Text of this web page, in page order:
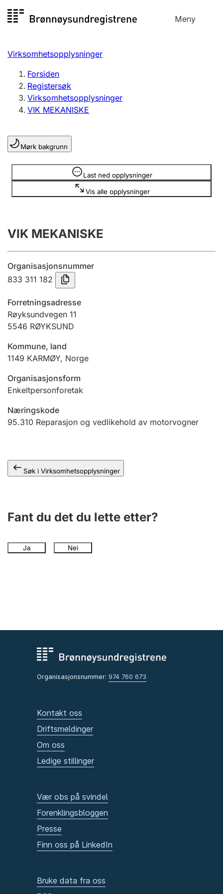
til
Meny
Registersøk
Aksjeselskap
Enkeltpersonforetak
Registrere, endre, slette
Lag og forening
Registrere, endre, slette
Innsending og forsinkelsesgebyr
Tinglysing
Jeger
Ektepaktveileder
Offentlig sektor
Virksomhetsopplysninger
Forsiden
Registersøk
Virksomhetsopplysninger
VIK MEKANISKE
Mørk bakgrunn
Last ned opplysninger
Vis alle opplysninger
Opplysninger er skjult
VIK MEKANISKE
Organisasjonsnummer
833 311 182
Forretningsadresse
Røyksundvegen 11
5546 RØYKSUND
Kommune, land
1149 KARMØY, Norge
Organisasjonsform
Enkeltpersonforetak
Næringskode
95.310 Reparasjon og vedlikehold av motorvogner
Søk i Virksomhetsopplysninger
Fant du det du lette etter?
Ja Nei
Organisasjonsnummer: 974 760 673
Kontakt oss
Driftsmeldinger
Om oss
Ledige stillinger
Vær obs på svindel
Forenklingsbloggen
Presse
Finn oss på LinkedIn
Bruke data fra oss